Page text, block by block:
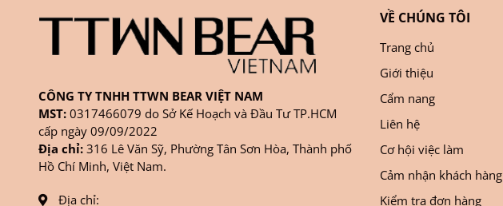
CÔNG TY TNHH TTWN BEAR VIỆT NAM
MST: 0317466079 do Sở Kế Hoạch và Đầu Tư TP.HCM
cấp ngày 09/09/2022
Địa chỉ: 316 Lê Văn Sỹ, Phường Tân Sơn Hòa, Thành phố
Hồ Chí Minh, Việt Nam.
Địa chỉ:
VỀ CHÚNG TÔI
Trang chủ
Giới thiệu
Cẩm nang
Liên hệ
Cơ hội việc làm
Cảm nhận khách hàng
Kiểm tra đơn hàng